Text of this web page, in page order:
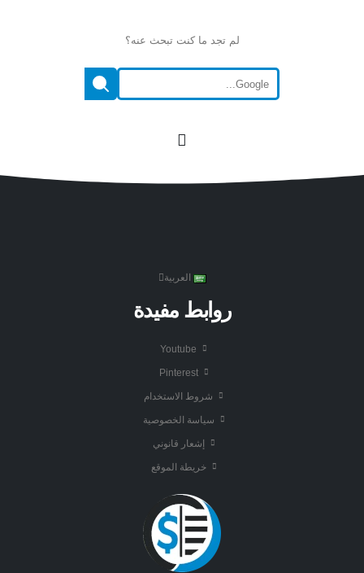
لم تجد ما كنت تبحث عنه؟
العربية
روابط مفيدة
Youtube
Pinterest
شروط الاستخدام
سياسة الخصوصية
إشعار قانوني
خريطة الموقع